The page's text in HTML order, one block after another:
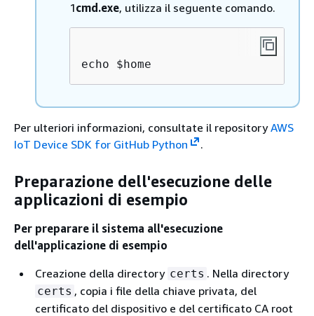
1cmd.exe, utilizza il seguente comando.
echo $home
Per ulteriori informazioni, consultate il repositoryAWS
IoT Device SDK for GitHub Python
.
Preparazione dell'esecuzione delle
applicazioni di esempio
Per preparare il sistema all'esecuzione
dell'applicazione di esempio
Creazione della directory certs . Nella directory
certs , copia i file della chiave privata, del
certificato del dispositivo e del certificato CA root